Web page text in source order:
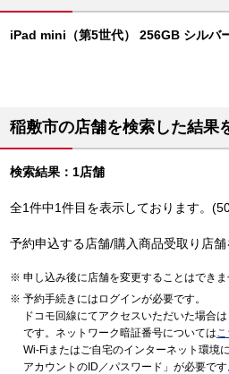
iPad mini（第5世代） 256GB シルバ
稲敷市の店舗を検索した結果
検索結果：1店舗
全1件中1件目を表示しております。
予約申込する店舗/購入商品受取り店舗
申し込み後に店舗を変更することはできま
予約手続きにはログインが必要です。
ドコモ回線にてアクセスいただいた場合
です。ネットワーク暗証番号については
Wi-Fiまたはご自宅のインターネット環境
アカウントのID／パスワード」が必要で